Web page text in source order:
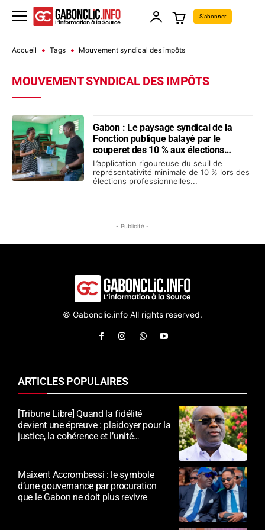
S'abonner
Accueil Tags Mouvement syndical des impôts
MOUVEMENT SYNDICAL DES IMPÔTS
Gabon : Le paysage syndical de la
Fonction publique balayé par le
couperet des 10 % aux élections
professionnelles
L’application rigoureuse du seuil de
représentativité minimale de 10 % lors des
élections professionnelles...
- Publicité -
© Gabonclic.info All rights reserved.
ARTICLES POPULAIRES
[Tribune Libre] Quand la fidélité
devient une épreuve : plaidoyer pour la
justice, la cohérence et l’unité
Maixent Accrombessi : le symbole
d’une gouvernance par procuration
que le Gabon ne doit plus revivre